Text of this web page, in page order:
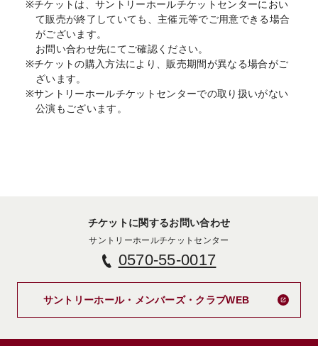
※チケットは、サントリーホールチケットセンターにおい
て販売が終了していても、主催元等でご用意できる場合
がございます。
お問い合わせ先にてご確認ください。
※チケットの購入方法により、販売期間が異なる場合がご
ざいます。
※サントリーホールチケットセンターでの取り扱いがない
公演もございます。
チケットに関するお問い合わせ
サントリーホールチケットセンター
0570-55-0017
サントリーホール・メンバーズ・クラブWEB